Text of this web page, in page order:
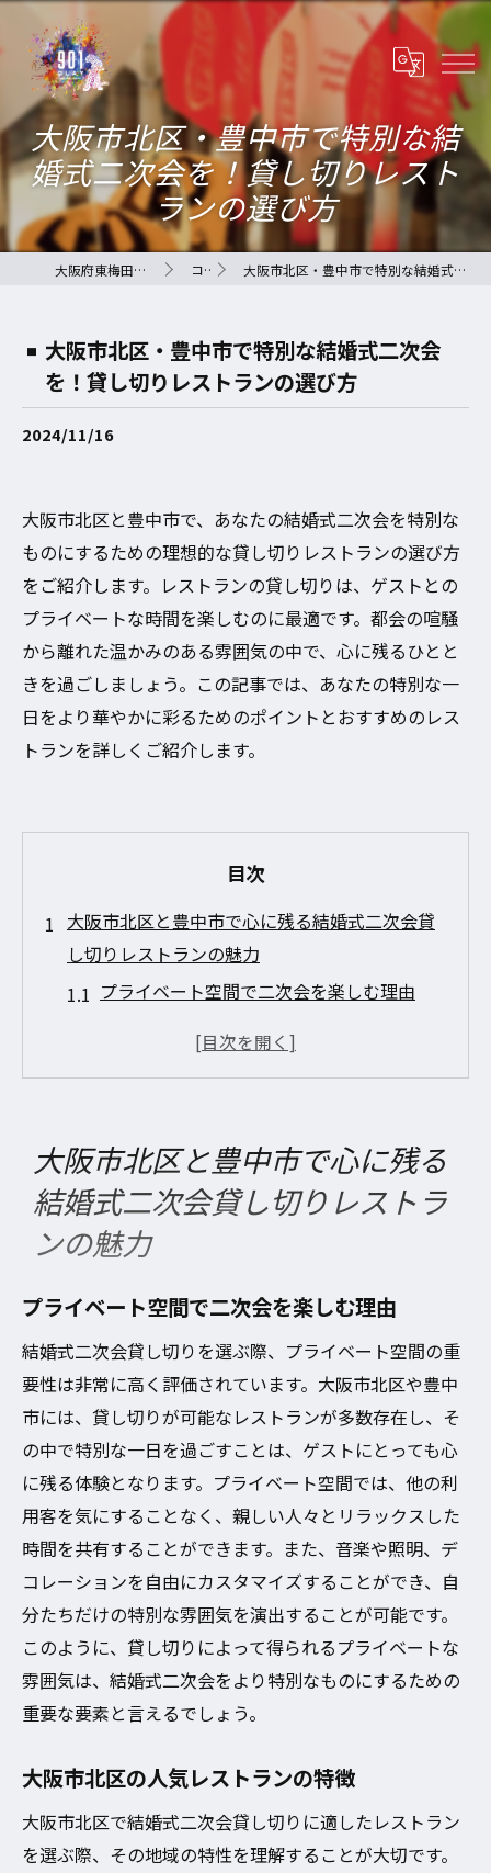
大阪市北区・豊中市で特別な結
婚式二次会を！貸し切りレスト
ランの選び方
大阪府東梅田のバーなら901-QLAY- コラム 大阪市北区・豊中市で特別な結婚式二次会を！貸し切りレストランの選び方
大阪市北区・豊中市で特別な結婚式二次会
を！貸し切りレストランの選び方
2024/11/16
大阪市北区と豊中市で、あなたの結婚式二次会を特別な
ものにするための理想的な貸し切りレストランの選び方
をご紹介します。レストランの貸し切りは、ゲストとの
プライベートな時間を楽しむのに最適です。都会の喧騒
から離れた温かみのある雰囲気の中で、心に残るひとと
きを過ごしましょう。この記事では、あなたの特別な一
日をより華やかに彩るためのポイントとおすすめのレス
トランを詳しくご紹介します。
目次
大阪市北区と豊中市で心に残る結婚式二次会貸
し切りレストランの魅力
プライベート空間で二次会を楽しむ理由
大阪市北区の人気レストランの特徴
レストラン貸し切りのメリットを最大限に
生かす方法
心に残る結婚式二次会を演出するためのポ
結婚式二次会貸し切りで叶える特別なひととき
大阪市北区・豊中市の選択肢
テーマに合わせたレストラン選びのコツ
大阪市北区で人気の貸し切りレストランと
は
豊中市のおすすめレストラン特集
二次会を彩るための演出アイディア
貸し切りならではのオリジナルメニューを
楽しむ
ゲストを喜ばせるサプライズ演出
結婚式二次会貸し切りを成功させるためのレス
トラン選びのコツ
貸し切りレストランの予約時期と注意点
コストパフォーマンスを考慮した選び方
ゲストのアクセスを考慮した立地の選定
大阪市北区と豊中市で心に残る
結婚式二次会貸し切りレストラ
ンの魅力
プライベート空間で二次会を楽しむ理由
結婚式二次会貸し切りを選ぶ際、プライベート空間の重
要性は非常に高く評価されています。大阪市北区や豊中
市には、貸し切りが可能なレストランが多数存在し、そ
の中で特別な一日を過ごすことは、ゲストにとっても心
に残る体験となります。プライベート空間では、他の利
用客を気にすることなく、親しい人々とリラックスした
時間を共有することができます。また、音楽や照明、デ
コレーションを自由にカスタマイズすることができ、自
分たちだけの特別な雰囲気を演出することが可能です。
このように、貸し切りによって得られるプライベートな
雰囲気は、結婚式二次会をより特別なものにするための
重要な要素と言えるでしょう。
大阪市北区の人気レストランの特徴
大阪市北区で結婚式二次会貸し切りに適したレストラン
を選ぶ際、その地域の特性を理解することが大切です。